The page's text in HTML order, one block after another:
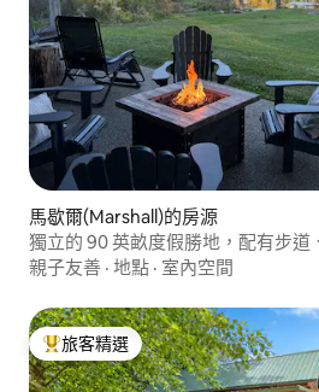
馬歇爾(Marshall)的房源
獨立的 90 英畝度假勝地，配有步道
親子友善 · 地點 · 室內空間
旅客精選榜首
旅客精選